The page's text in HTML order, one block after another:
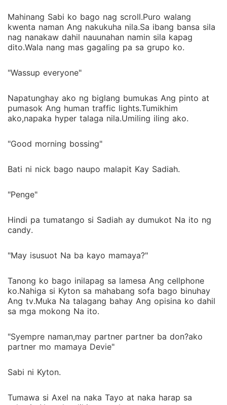
Mahinang Sabi ko bago nag scroll.Puro walang
kwenta naman Ang nakukuha nila.Sa ibang bansa sila
nag nanakaw dahil nauunahan namin sila kapag
dito.Wala nang mas gagaling pa sa grupo ko.
"Wassup everyone"
Napatunghay ako ng biglang bumukas Ang pinto at
pumasok Ang human traffic lights.Tumikhim
ako,napaka hyper talaga nila.Umiling iling ako.
"Good morning bossing"
Bati ni nick bago naupo malapit Kay Sadiah.
"Penge"
Hindi pa tumatango si Sadiah ay dumukot Na ito ng
candy.
"May isusuot Na ba kayo mamaya?"
Tanong ko bago inilapag sa lamesa Ang cellphone
ko.Nahiga si Kyton sa mahabang sofa bago binuhay
Ang tv.Muka Na talagang bahay Ang opisina ko dahil
sa mga mokong Na ito.
"Syempre naman,may partner partner ba don?ako
partner mo mamaya Devie"
Sabi ni Kyton.
Tumawa si Axel na naka Tayo at naka harap sa